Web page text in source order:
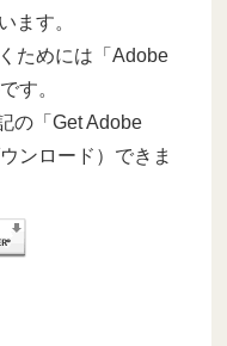
ます。
ためには「Adobe
す。
の「Get Adobe
ンロード）できま